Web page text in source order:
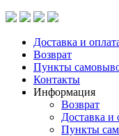
Доставка и
Возврат
Пункты
Контакты
Информация
Возврат
Доставка и
Пункты